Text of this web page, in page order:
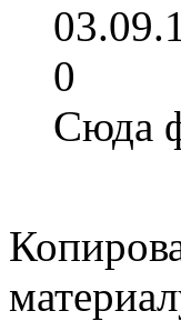
0
Сюда